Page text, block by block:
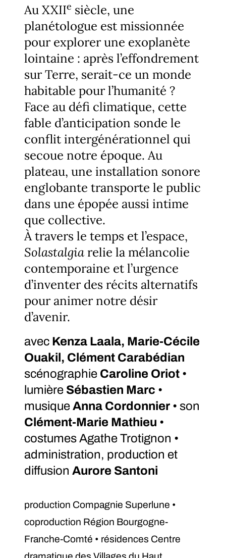
Au XXIIe siècle, une
planétologue est missionnée
pour explorer une exoplanète
lointaine : après l’effondrement
sur Terre, serait-ce un monde
habitable pour l’humanité ?
Face au défi climatique, cette
fable d’anticipation sonde le
conflit intergénérationnel qui
secoue notre époque. Au
plateau, une installation sonore
englobante transporte le public
dans une épopée aussi intime
que collective.
À travers le temps et l’espace,
Solastalgia relie la mélancolie
contemporaine et l’urgence
d’inventer des récits alternatifs
pour animer notre désir
d’avenir.
avec Kenza Laala, Marie-Cécile
Ouakil, Clément Carabédian
scénographie Caroline Oriot •
lumière Sébastien Marc •
musiqueAnna Cordonnier • son
Clément-Marie Mathieu •
costumes Agathe Trotignon •
administration, production et
diffusion Aurore Santoni
production Compagnie Superlune •
coproduction Région Bourgogne-
Franche-Comté • résidences Centre